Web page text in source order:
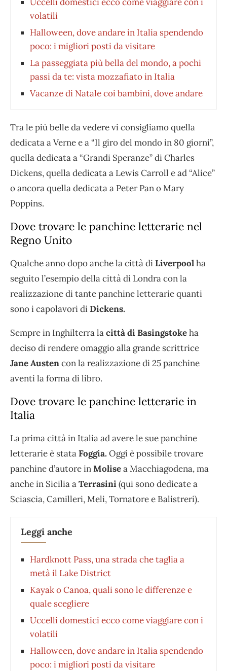
volatili
Halloween, dove andare in Italia spendendo
poco: i migliori posti da visitare
La passeggiata più bella del mondo, a pochi
passi da te: vista mozzafiato in Italia
Vacanze di Natale coi bambini, dove andare
Tra le più belle da vedere vi consigliamo quella
dedicata a Verne e a “Il giro del mondo in 80 giorni”,
quella dedicata a “Grandi Speranze” di Charles
Dickens, quella dedicata a Lewis Carroll e ad “Alice”
o ancora quella dedicata a Peter Pan o Mary
Poppins.
Dove trovare le panchine letterarie nel
Regno Unito
Qualche anno dopo anche la città diLiverpoolha
seguito l’esempio della città di Londra con la
realizzazione di tante panchine letterarie quanti
sono i capolavori diDickens.
Sempre in Inghilterra lacittà di Basingstokeha
deciso di rendere omaggio alla grande scrittrice
Jane Austencon la realizzazione di 25 panchine
aventi la forma di libro.
Dove trovare le panchine letterarie in
Italia
La prima città in Italia ad avere le sue panchine
letterarie è stataFoggia. Oggi è possibile trovare
panchine d’autore inMolisea Macchiagodena, ma
anche in Sicilia aTerrasini(qui sono dedicate a
Sciascia, Camilleri, Meli, Tornatore e Balistreri).
Leggi anche
Hardknott Pass, una strada che taglia a
metà il Lake District
Kayak o Canoa, quali sono le differenze e
quale scegliere
Uccelli domestici ecco come viaggiare con i
volatili
Halloween, dove andare in Italia spendendo
poco: i migliori posti da visitare